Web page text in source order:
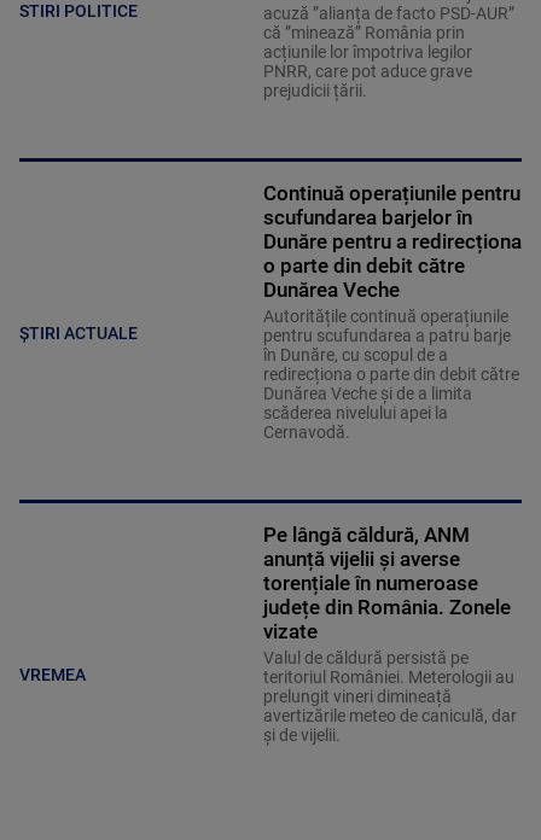
STIRI POLITICE
acuză ”alianța de facto PSD-AUR”
că ”minează” România prin
acțiunile lor împotriva legilor
PNRR, care pot aduce grave
prejudicii țării.
ȘTIRI ACTUALE
Continuă operațiunile pentru
scufundarea barjelor în
Dunăre pentru a redirecționa
o parte din debit către
Dunărea Veche
Autoritățile continuă operațiunile
pentru scufundarea a patru barje
în Dunăre, cu scopul de a
redirecționa o parte din debit către
Dunărea Veche și de a limita
scăderea nivelului apei la
Cernavodă.
VREMEA
Pe lângă căldură, ANM
anunță vijelii și averse
torențiale în numeroase
județe din România. Zonele
vizate
Valul de căldură persistă pe
teritoriul României. Meterologii au
prelungit vineri dimineață
avertizările meteo de caniculă, dar
și de vijelii.